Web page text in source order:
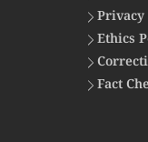
Ethics
Fact